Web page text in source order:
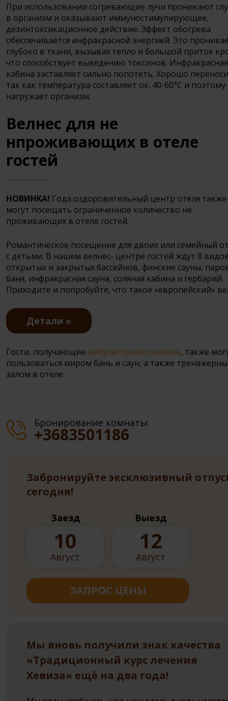
При использовании согревающие лучи проникают
в организм и оказывают иммуностимулирующее,
дезинтоксикационное действие. Эффект обогрева
обеспечивается инфракрасной энергией. Это
глубоко в ткани, вызывая тепло и большой приток
что способствует выведению токсинов. Инфракрасная
кабина заставляет сильно попотеть. Хорошо
так как температура составляет ок. 40-60°C и поэтому
нагружает организм.
Велнес для не
нпроживающих в отеле
гостей
НОВИНКА! Года оздоровительный центр отеля также
могут посещать ограниченное количество не
проживающих в отеле гостей.
Романтическое посещение для двоих или семейный
с детьми. В нашем велнес- центре гостей ждут 8
открытых и закрытых бассейнов, финские сауны,
баня, инфракрасная сауна, соляная кабина и гербарий.
Приходите и попробуйте, что такое «европейский»
Детали
Гости, получающие амбулаторное лечение, также
пользоваться миром бань и саун, а также
залом в отеле.
Бронирование комнаты:
+3683501186
Забронируйте эксклюзивный
сегодня!
Заезд
10
Август
Выезд
12
Август
ЗАПРОС ЦЕНЫ
Мы вновь получили знак качества
«Традиционный курс лечения
Хевиза» ещё на два года!